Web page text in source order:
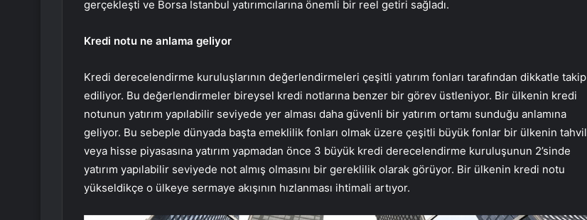
gerçekleşti ve Borsa İstanbul yatırımcılarına önemli bir reel getiri sağladı.
Kredi notu ne anlama geliyor
Kredi derecelendirme kuruluşlarının değerlendirmeleri çeşitli yatırım fonları tarafından dikkatle takip
ediliyor. Bu değerlendirmeler bireysel kredi notlarına benzer bir görev üstleniyor. Bir ülkenin kredi
notunun yatırım yapılabilir seviyede yer alması daha güvenli bir yatırım ortamı sunduğu anlamına
geliyor. Bu sebeple dünyada başta emeklilik fonları olmak üzere çeşitli büyük fonlar bir ülkenin tahvil
veya hisse piyasasına yatırım yapmadan önce 3 büyük kredi derecelendirme kuruluşunun 2’sinde
yatırım yapılabilir seviyede not almış olmasını bir gereklilik olarak görüyor. Bir ülkenin kredi notu
yükseldikçe o ülkeye sermaye akışının hızlanması ihtimali artıyor.